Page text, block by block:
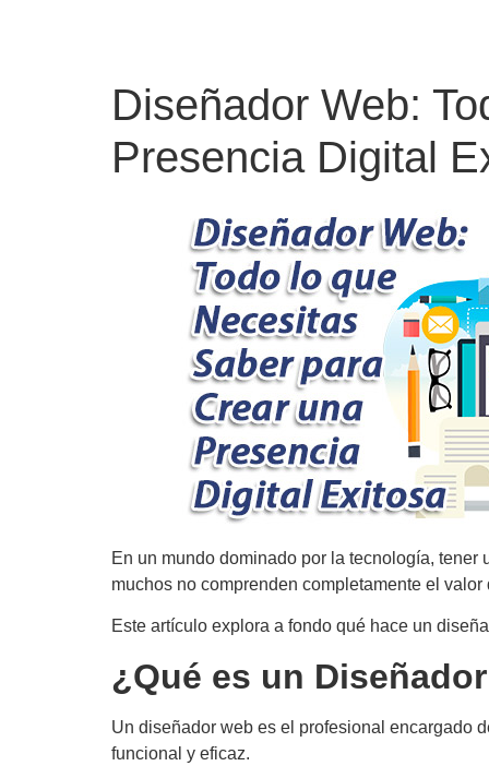
Diseñador Web:
Presencia Digital
En un mundo dominado por la tecnología,
muchos no comprenden completamente el
Este artículo explora a fondo qué hace un
¿Qué es un
Un diseñador web es el profesional encargado
funcional y eficaz.